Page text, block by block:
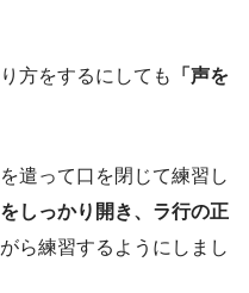
方をするにしても
「声を
遣って口を閉じて練習し
しっかり開き、ラ行の正
ら練習するようにしまし